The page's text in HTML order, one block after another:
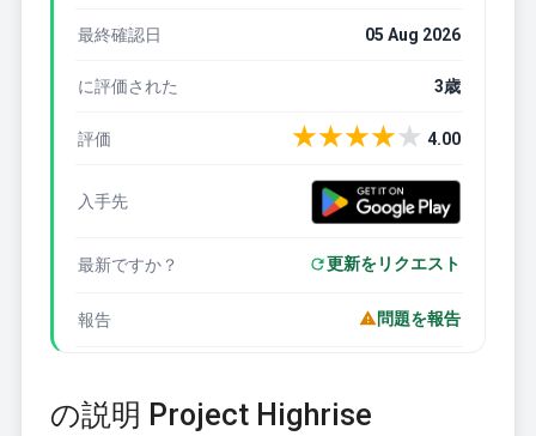
最終確認日 05 Aug 2026
に評価された 3歳
評価 ★★★★★ 4.00
入手先
最新ですか？ 更新をリクエスト
報告 問題を報告
の説明 Project Highrise